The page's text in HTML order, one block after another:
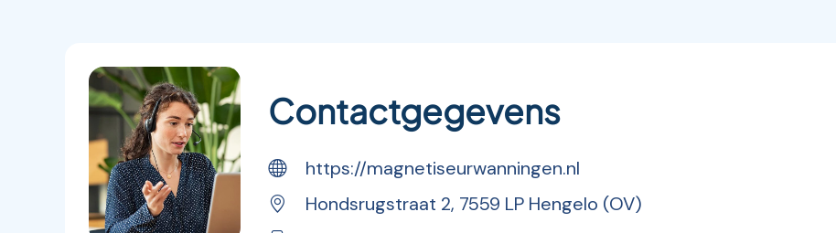
Contactgegevens
https://magnetiseurwanningen.nl
Hondsrugstraat 2, 7559 LP Hengelo (OV)